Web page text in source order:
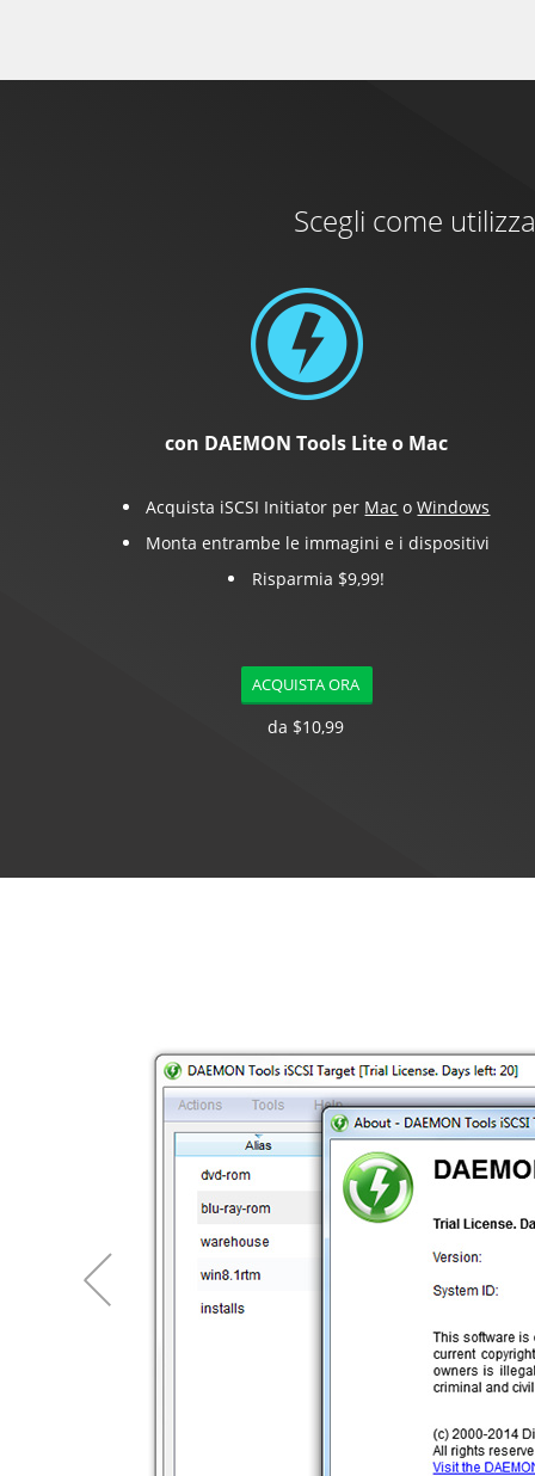
Scegli come
con DAEMON Tools Lite o Mac
Acquista iSCSI Initiator per Mac oWindows
Monta entrambe le immagini e i dispositivi
Risparmia $9,99!
ACQUISTA ORA
da $10,99